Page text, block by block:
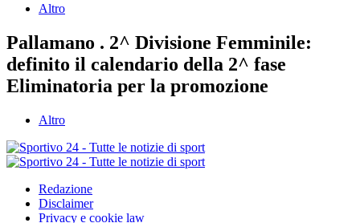
Altro
Pallamano . 2^ Divisione Femminile:
definito il calendario della 2^ fase
Eliminatoria per la promozione
Altro
Redazione
Disclaimer
Privacy e cookie law